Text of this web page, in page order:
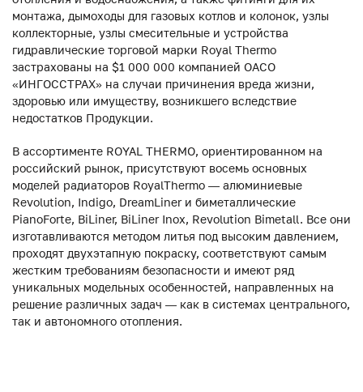
монтажа, дымоходы для газовых котлов и колонок, узлы
коллекторные, узлы смесительные и устройства
гидравлические торговой марки Royal Thermo
застрахованы на $1 000 000 компанией ОАСО
«ИНГОССТРАХ» на случаи причинения вреда жизни,
здоровью или имуществу, возникшего вследствие
недостатков Продукции.
В ассортименте ROYAL THERMO, ориентированном на
российский рынок, присутствуют восемь основных
моделей радиаторов RoyalThermo — алюминиевые
Revolution, Indigo, DreamLiner и биметаллические
PianoForte, BiLiner, BiLiner Inox, Revolution Bimetall. Все они
изготавливаются методом литья под высоким давлением,
проходят двухэтапную покраску, соответствуют самым
жестким требованиям безопасности и имеют ряд
уникальных модельных особенностей, направленных на
решение различных задач — как в системах центрального,
так и автономного отопления.